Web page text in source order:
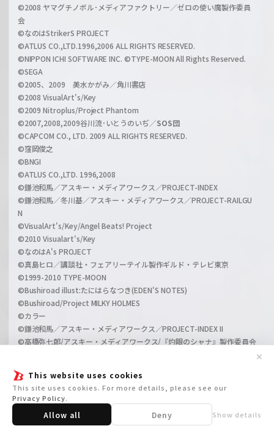
This website uses cookies
This site uses cookies. For more details, please see our
Privacy Policy.
Allow all Deny Show details
✕
l
h
a
n
l
©2008 ヤマグチノボル･メディアファクトリー／ゼロの使い魔製作委員
会
©なのはStrikerS PROJECT
©ATLUS CO.,LTD.1996,2006 ALL RIGHTS RESERVED.
©NIPPON ICHI SOFTWARE INC. ©TYPE-MOON All Rights Reserved.
©SEGA
©2005、2009 美水かがみ／角川書店
©2008 VisualArt's/Key
©2009 Nitroplus/Project Phantom
©2007,2008,2009谷川流･いとうのいぢ／SOS団
©CAPCOM CO., LTD. 2009 ALL RIGHTS RESERVED.
©窪岡俊之
©BNGI
©ATLUS CO.,LTD. 1996,2008
©鎌池和馬／アスキー・メディアワークス／PROJECT-INDEX
©鎌池和馬／冬川基／アスキー・メディアワークス／PROJECT-RAILGU
N
©VisualArt's/Key/Angel Beats! Project
©2010 Visualart's/Key
©なのはA's PROJECT
©真島ヒロ／講談社・フェアリーテイル製作ギルド・テレビ東京
©1999-2010 TYPE-MOON
©Bushiroad illust:たにはらなつき(EDEN'S NOTES)
©Bushiroad/Project MILKY HOLMES
©カラー
©鎌池和馬／アスキー・メディアワークス／PROJECT-INDEX II
©高橋弥七郎/アスキー・メディアワークス/『灼眼のシャナ』製作委員会
©VisualArt's/Key
©2009,2011 ビックウエスト／劇場版マクロスＦ製作委員会
©西尾維新／講談社・アニプレックス・シャフト
©ギルティクラウン製作委員会